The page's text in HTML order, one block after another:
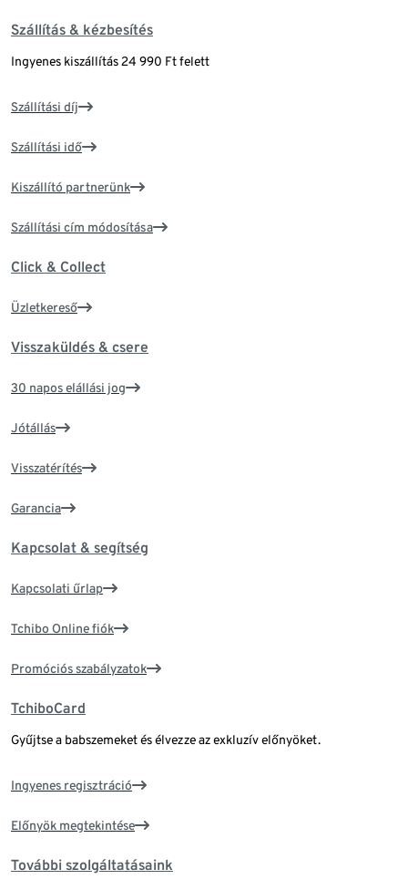
Szállítás & kézbesítés
Ingyenes kiszállítás 24 990 Ft felett
Szállítási díj
Szállítási idő
Kiszállító partnerünk
Szállítási cím módosítása
Click & Collect
Üzletkereső
Visszaküldés & csere
30 napos elállási jog
Jótállás
Visszatérítés
Garancia
Kapcsolat & segítség
Kapcsolati űrlap
Tchibo Online fiók
Promóciós szabályzatok
TchiboCard
Gyűjtse a babszemeket és élvezze az exkluzív előnyöket.
Ingyenes regisztráció
Előnyök megtekintése
További szolgáltatásaink